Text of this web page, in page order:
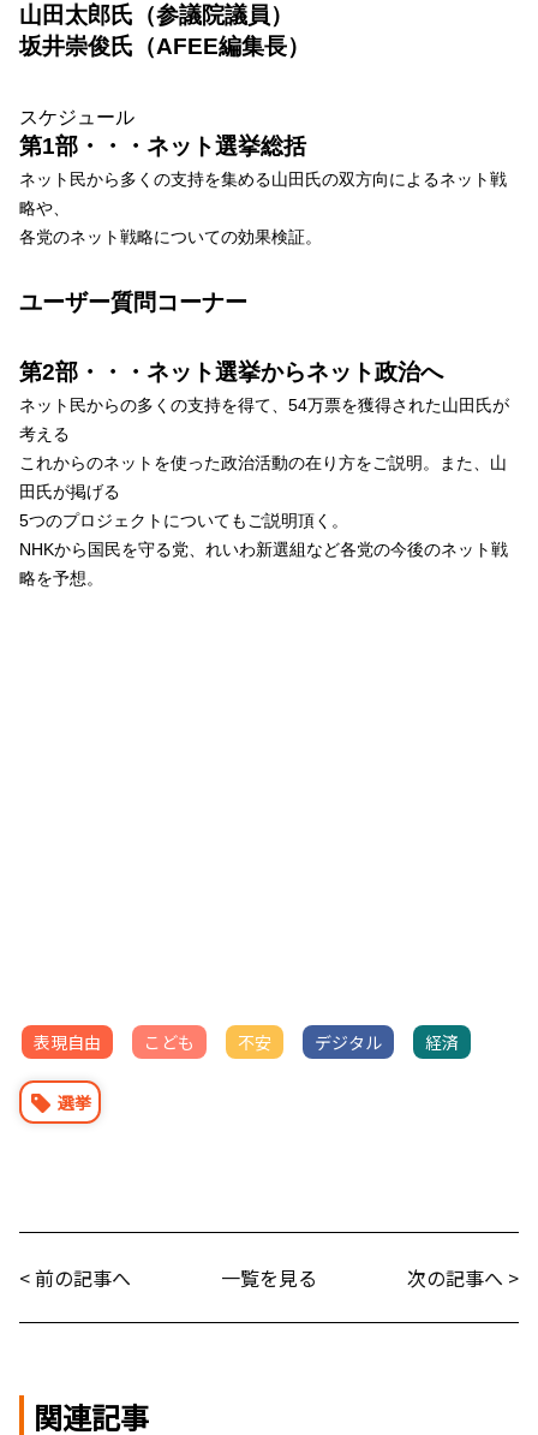
山田太郎氏（参議院議員）
坂井崇俊氏（AFEE編集長）
スケジュール
第1部・・・ネット選挙総括
ネット民から多くの支持を集める山田氏の双方向によるネット戦
略や、
各党のネット戦略についての効果検証。
ユーザー質問コーナー
第2部・・・ネット選挙からネット政治へ
ネット民からの多くの支持を得て、54万票を獲得された山田氏が
考える
これからのネットを使った政治活動の在り方をご説明。また、山
田氏が掲げる
5つのプロジェクトについてもご説明頂く。
NHKから国民を守る党、れいわ新選組など各党の今後のネット戦
略を予想。
表現自由 こども 不安 デジタル 経済
選挙
< 前の記事へ 一覧を見る 次の記事へ >
関連記事